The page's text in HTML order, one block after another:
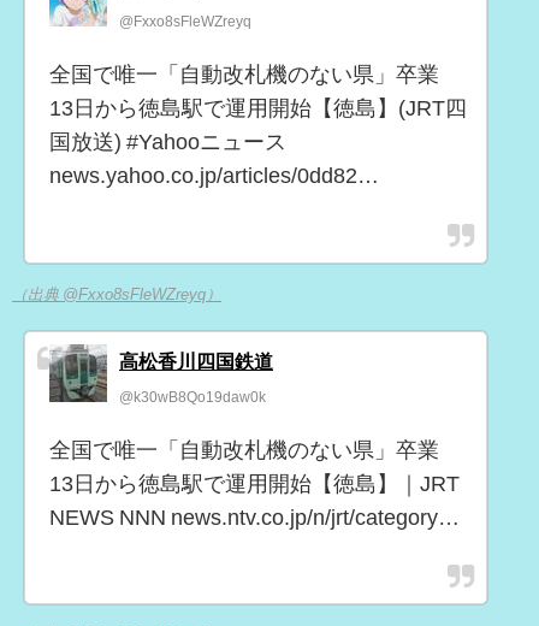
@Fxxo8sFleWZreyq
全国で唯一「自動改札機のない県」卒業
13日から徳島駅で運用開始【徳島】(JRT四
国放送) #Yahooニュース
news.yahoo.co.jp/articles/0dd82…
（出典 @Fxxo8sFleWZreyq）
高松香川四国鉄道
@k30wB8Qo19daw0k
全国で唯一「自動改札機のない県」卒業
13日から徳島駅で運用開始【徳島】｜JRT
NEWS NNN news.ntv.co.jp/n/jrt/category…